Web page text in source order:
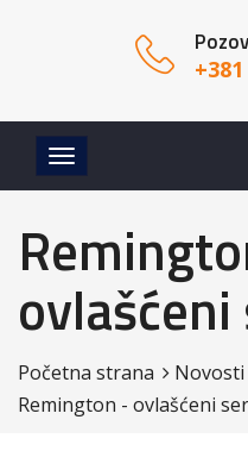
Početna strana
Novosti
Remington - ovlašćeni